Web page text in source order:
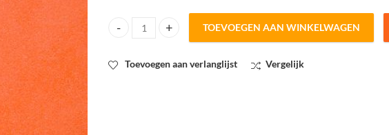
SYAS spons koraal roos 2m breed quantity
TOEVOEGEN AAN WINKELWAGEN
Toevoegen aan verlanglijst Vergelijk